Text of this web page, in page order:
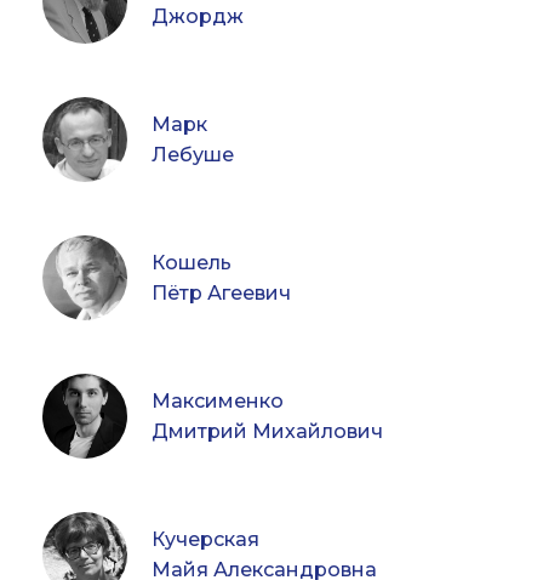
Джордж
Марк
Лебуше
Кошель
Пётр Агеевич
Максименко
Дмитрий Михайлович
Кучерская
Майя Александровна